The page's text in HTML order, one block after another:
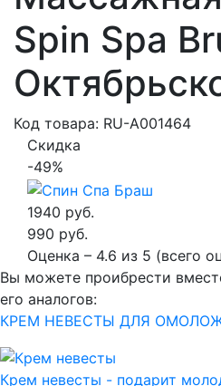
Spin Spa
Код товара: RU-A001464
Скидка
-49%
1940 руб.
990 руб.
Оценка – 4.6 из 5 (всего
Вы можете проибрести
его аналогов:
КРЕМ НЕВЕСТЫ ДЛЯ
Крем невесты - подарит